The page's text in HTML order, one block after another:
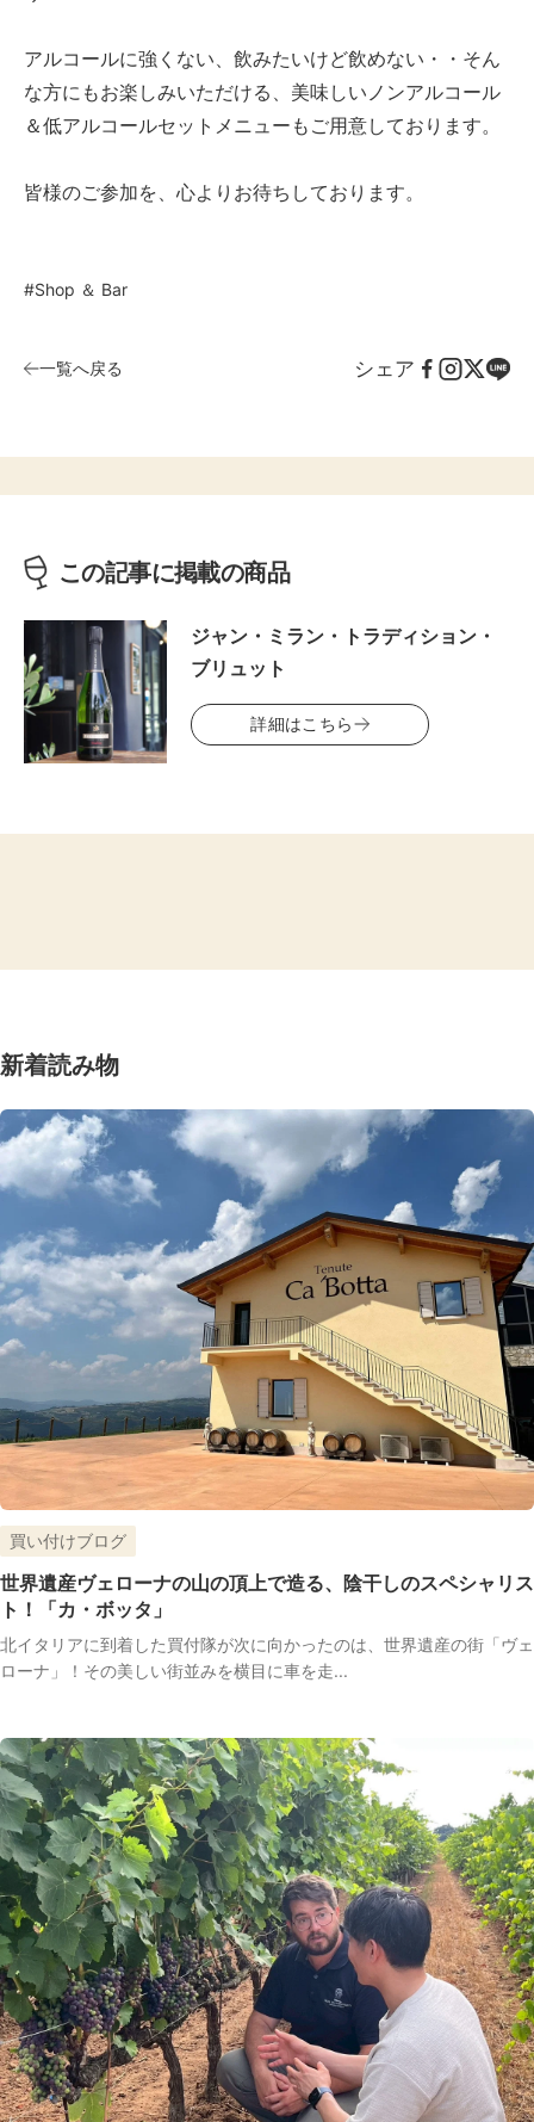
アルコールに強くない、飲みたいけど飲めない・・そん
な方にもお楽しみいただける、美味しいノンアルコール
＆低アルコールセットメニューもご用意しております。
皆様のご参加を、心よりお待ちしております。
#Shop ＆ Bar
一覧へ戻る シェア
この記事に掲載の商品
ジャン・ミラン・トラディション・
ブリュット
詳細はこちら
新着読み物
買い付けブログ
世界遺産ヴェローナの山の頂上で造る、陰干しのスペシャリス
ト！「カ・ボッタ」
北イタリアに到着した買付隊が次に向かったのは、世界遺産の街「ヴェ
ローナ」！その美しい街並みを横目に車を走...